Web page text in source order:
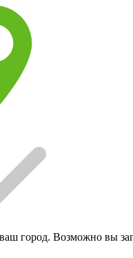
город. Возможно вы